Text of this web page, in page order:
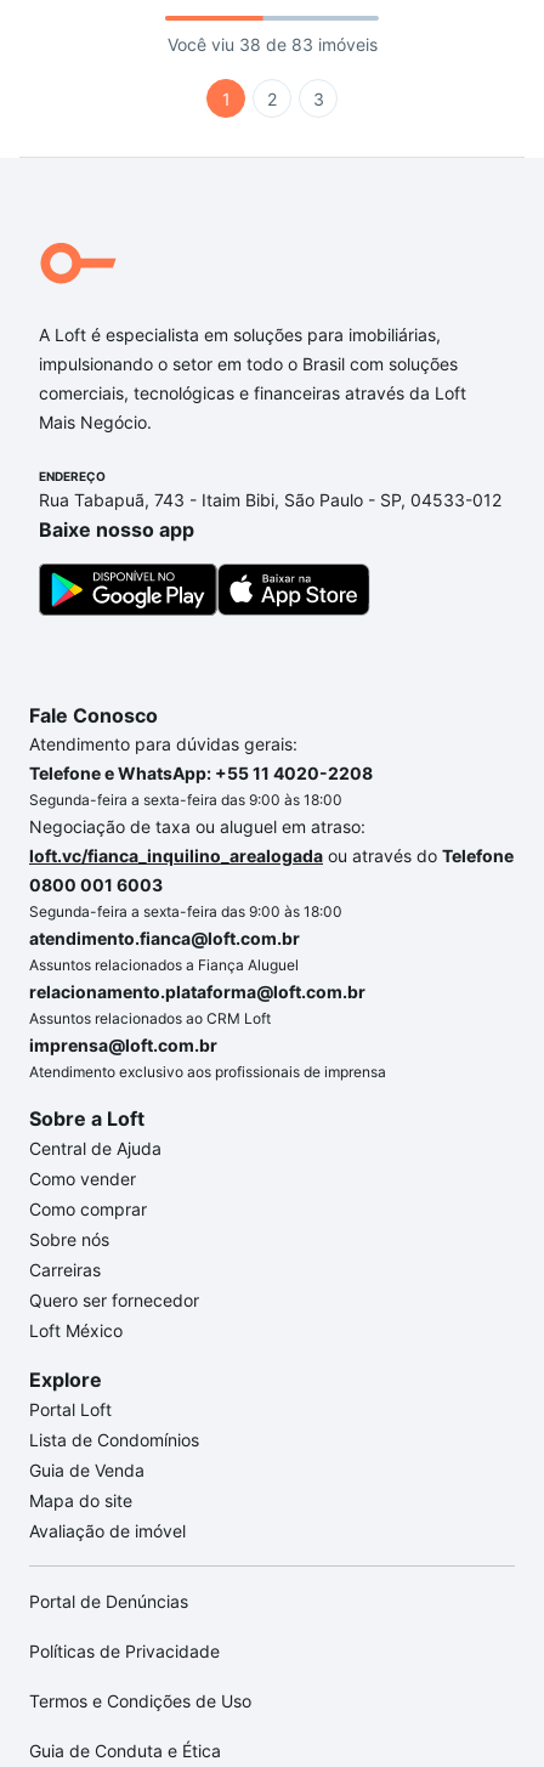
Você viu 38 de 83 imóveis
1 2 3
A Loft é especialista em soluções para imobiliárias,
impulsionando o setor em todo o Brasil com soluções
comerciais, tecnológicas e financeiras através da Loft
Mais Negócio.
ENDEREÇO
Rua Tabapuã, 743 - Itaim Bibi, São Paulo - SP, 04533-012
Baixe nosso app
Fale Conosco
Atendimento para dúvidas gerais:
Telefone e WhatsApp: +55 11 4020-2208
Segunda-feira a sexta-feira das 9:00 às 18:00
Negociação de taxa ou aluguel em atraso:
loft.vc/fianca_inquilino_arealogada ou através do Telefone
0800 001 6003
Segunda-feira a sexta-feira das 9:00 às 18:00
atendimento.fianca@loft.com.br
Assuntos relacionados a Fiança Aluguel
relacionamento.plataforma@loft.com.br
Assuntos relacionados ao CRM Loft
imprensa@loft.com.br
Atendimento exclusivo aos profissionais de imprensa
Sobre a Loft
Central de Ajuda
Como vender
Como comprar
Sobre nós
Carreiras
Quero ser fornecedor
Loft México
Explore
Portal Loft
Lista de Condomínios
Guia de Venda
Mapa do site
Avaliação de imóvel
Portal de Denúncias
Políticas de Privacidade
Termos e Condições de Uso
Guia de Conduta e Ética